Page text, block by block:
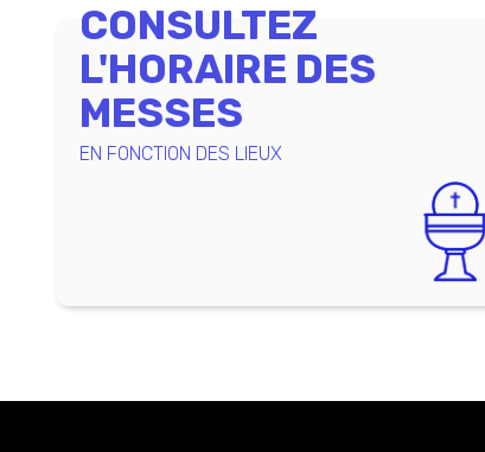
CONSULTEZ
L'HORAIRE DES
MESSES
EN FONCTION DES LIEUX